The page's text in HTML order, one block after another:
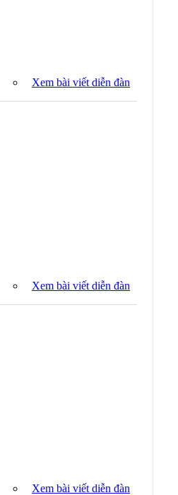
Xem bài viết diễn đàn
Xem bài viết diễn đàn
Xem bài viết diễn đàn